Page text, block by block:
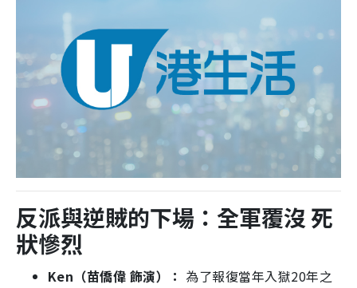
反派與逆賊的下場：全軍覆沒 死
狀慘烈
Ken（苗僑偉 飾演）： 為了報復當年入獄20年之